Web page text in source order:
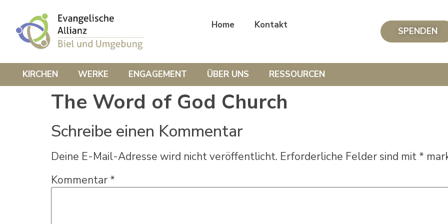
Home Kontakt
SPENDEN
KIRCHEN WERKE ENGAGEMENT ÜBER UNS RESSOURCEN
The Word of God Church
Schreibe einen Kommentar
Deine E-Mail-Adresse wird nicht veröffentlicht. Erforderliche Felder sind mit *
Kommentar *